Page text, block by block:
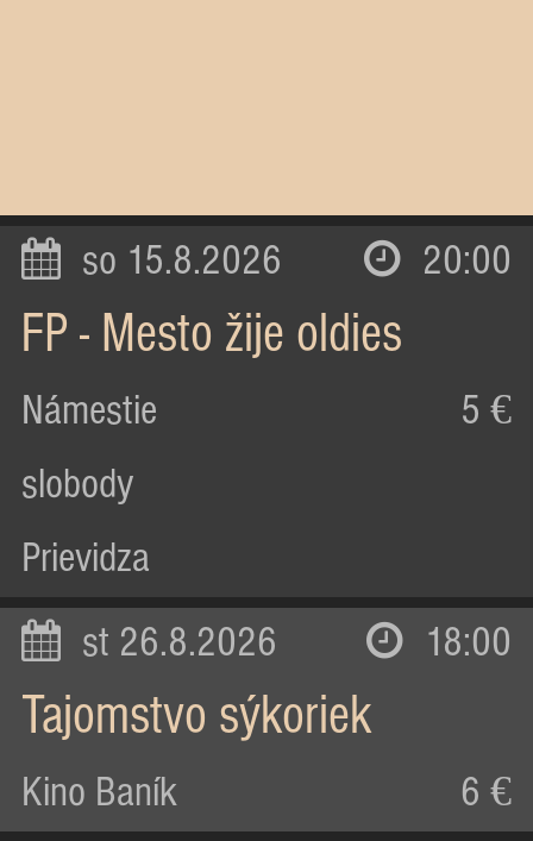
so 15.8.2026 20:00
FP - Mesto žije oldies
Námestie
slobody
Prievidza
5 €
st 26.8.2026 18:00
Tajomstvo sýkoriek
Kino Baník 6 €